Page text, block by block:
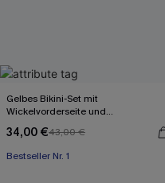
Gelbes Bikini-Set mit
Wickelvorderseite und
34,00 €43,00 €
Bestseller Nr. 1